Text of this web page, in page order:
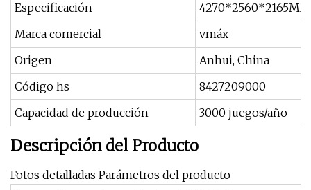
Especificación
4270*2560*2165MM
Marca comercial
vmáx
Origen
Anhui, China
Código hs
8427209000
Capacidad de producción
3000 juegos/año
Descripción del Producto
Fotos detalladas Parámetros del producto